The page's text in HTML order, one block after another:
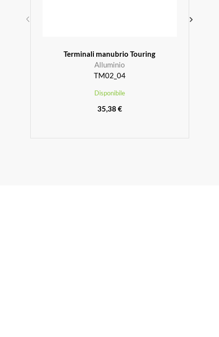
Terminali manubrio Touring
Alluminio
TM02_04
Disponibile
35,38 €